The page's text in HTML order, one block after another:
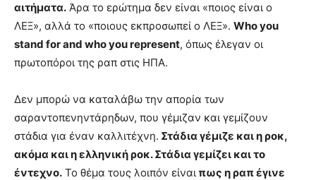
αιτήματα. Άρα το ερώτημα δεν είναι «ποιος είναι ο
ΛΕΞ», αλλά το «ποιους εκπροσωπεί ο ΛΕΞ». Who you
stand for and who you represent, όπως έλεγαν οι
πρωτοπόροι της ραπ στις ΗΠΑ.
Δεν μπορώ να καταλάβω την απορία των
σαραντοπενηντάρηδων, που γέμιζαν και γεμίζουν
στάδια για έναν καλλιτέχνη. Στάδια γέμιζε και η ροκ,
ακόμα και η ελληνική ροκ. Στάδια γεμίζει και το
έντεχνο. Το θέμα τους λοιπόν είναι πως η ραπ έγινε